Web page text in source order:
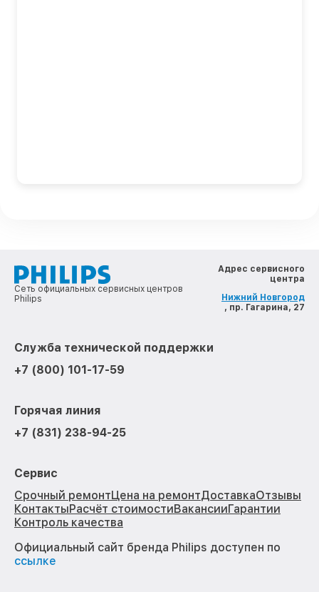
Сеть официальных сервисных центров
Philips
Адрес сервисного
центра
Нижний Новгород
, пр. Гагарина, 27
Служба технической поддержки
+7 (800) 101-17-59
Горячая линия
+7 (831) 238-94-25
Сервис
Срочный ремонтЦена на ремонтДоставкаОтзывы
КонтактыРасчёт стоимостиВакансииГарантии
Контроль качества
Официальный сайт бренда Philips доступен по
ссылке